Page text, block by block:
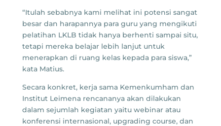
“Itulah sebabnya kami melihat ini potensi sangat
besar dan harapannya para guru yang mengikuti
pelatihan LKLB tidak hanya berhenti sampai situ,
tetapi mereka belajar lebih lanjut untuk
menerapkan di ruang kelas kepada para siswa,”
kata Matius.
Secara konkret, kerja sama Kemenkumham dan
Institut Leimena rencananya akan dilakukan
dalam sejumlah kegiatan yaitu webinar atau
konferensi internasional, upgrading course, dan